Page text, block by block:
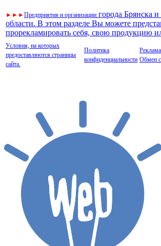
► ► ►Предприятия и организации города Брянска
области. В этом разделе Вы можете
прорекламировать себя, свою продукцию
Условия, на которых
предоставляются страницы
сайта.
Политика
конфиденциальности
Реклама
Обмен